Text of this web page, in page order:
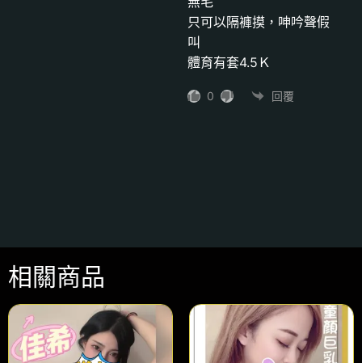
只可以隔褲摸，呻吟聲假
叫
體育有套4.5Ｋ
0 回覆
相關商品